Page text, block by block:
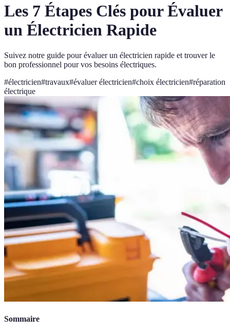
Les 7 Étapes Clés pour Évaluer
un Électricien Rapide
Suivez notre guide pour évaluer un électricien rapide et trouver le
bon professionnel pour vos besoins électriques.
#électricien#travaux#évaluer électricien#choix électricien#réparation
électrique
Sommaire